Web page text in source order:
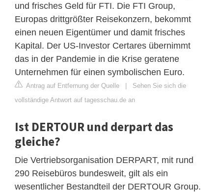
und frisches Geld für FTI. Die FTI Group,
Europas drittgrößter Reisekonzern, bekommt
einen neuen Eigentümer und damit frisches
Kapital. Der US-Investor Certares übernimmt
das in der Pandemie in die Krise geratene
Unternehmen für einen symbolischen Euro.
Antrag auf Entfernung der Quelle | Sehen Sie sich die
vollständige Antwort auf tagesschau.de an
Ist DERTOUR und derpart das
gleiche?
Die Vertriebsorganisation DERPART, mit rund
290 Reisebüros bundesweit, gilt als ein
wesentlicher Bestandteil der DERTOUR Group.